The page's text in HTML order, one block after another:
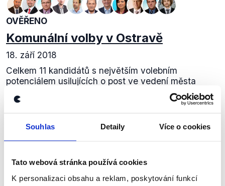
Souhlas Detaily Více o cookies
Tato webová stránka používá cookies
K personalizaci obsahu a reklam, poskytování funkcí
OVĚŘENO
Komunální volby v Ostravě
18. září 2018
Celkem 11 kandidátů s největším volebním
potenciálem usilujících o post ve vedení města
Ostravy diskutovalo v České televizi. Čeho
dosavadní vedení města dosáhlo? Došlo na
rozsáhlou debatu...
Zůstaňme v kontaktu